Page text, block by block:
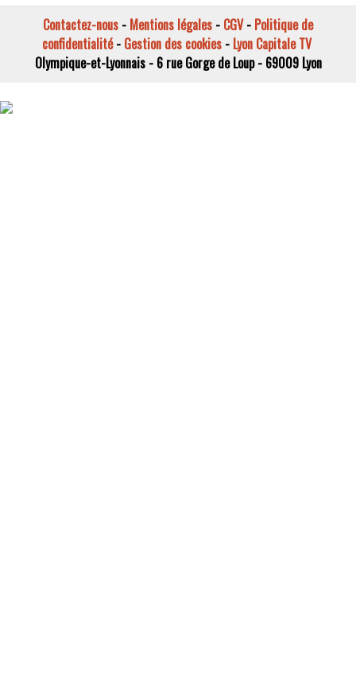
Contactez-nous - Mentions légales - CGV- Politique de
confidentialité- Gestion des cookies- Lyon Capitale TV
Olympique-et-Lyonnais - 6 rue Gorge de Loup - 69009 Lyon